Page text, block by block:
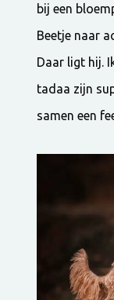
bij een
Beetje naar
Daar ligt hij.
tadaa zijn
samen een